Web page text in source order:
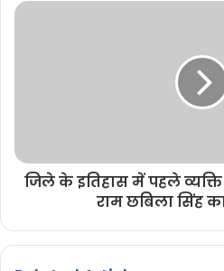
जिले के इतिहास में पहले व्यक्ति
राम छबिला सिंह